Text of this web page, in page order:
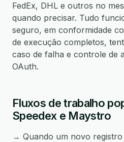
FedEx, DHL e outros no
quando precisar. Tudo
seguro, em conformidade
de execução completos,
caso de falha e controle de
OAuth.
Fluxos de trabalho
Speedex e Maystro
→ Quando um novo